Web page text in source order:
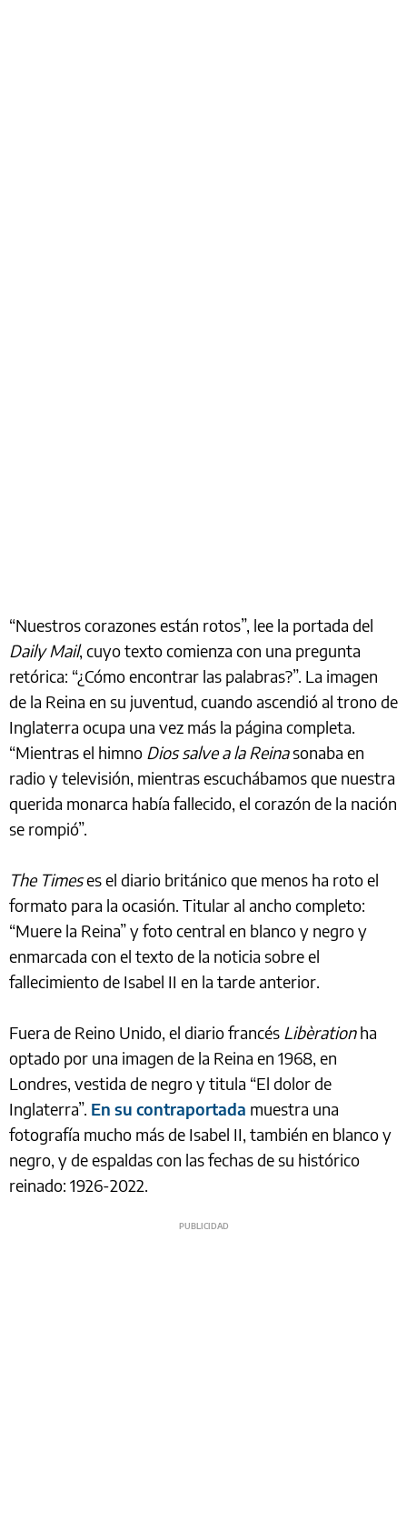
“Nuestros corazones están rotos”, lee la portada del
Daily Mail, cuyo texto comienza con una pregunta
retórica: “¿Cómo encontrar las palabras?”. La imagen
de la Reina en su juventud, cuando ascendió al trono de
Inglaterra ocupa una vez más la página completa.
“Mientras el himno Dios salve a la Reinasonaba en
radio y televisión, mientras escuchábamos que nuestra
querida monarca había fallecido, el corazón de la nación
se rompió”.
The Timeses el diario británico que menos ha roto el
formato para la ocasión. Titular al ancho completo:
“Muere la Reina” y foto central en blanco y negro y
enmarcada con el texto de la noticia sobre el
fallecimiento de Isabel II en la tarde anterior.
Fuera de Reino Unido, el diario francés Libèrationha
optado por una imagen de la Reina en 1968, en
Londres, vestida de negro y titula “El dolor de
Inglaterra”. En su contraportada muestra una
fotografía mucho más de Isabel II, también en blanco y
negro, y de espaldas con las fechas de su histórico
reinado: 1926-2022.